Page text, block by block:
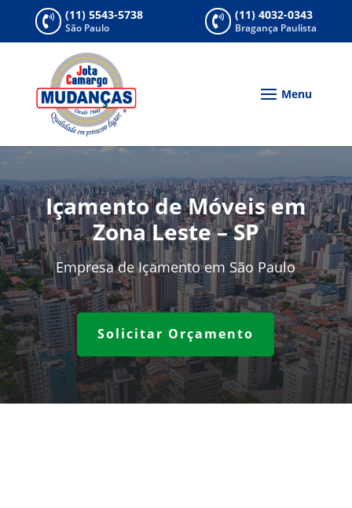
 (11) 5543-5738
São Paulo  (11) 4032-0343
Bragança Paulista
Içamento de Móveis em
Zona Leste – SP
Empresa de Içamento em São Paulo
Solicitar Orçamento